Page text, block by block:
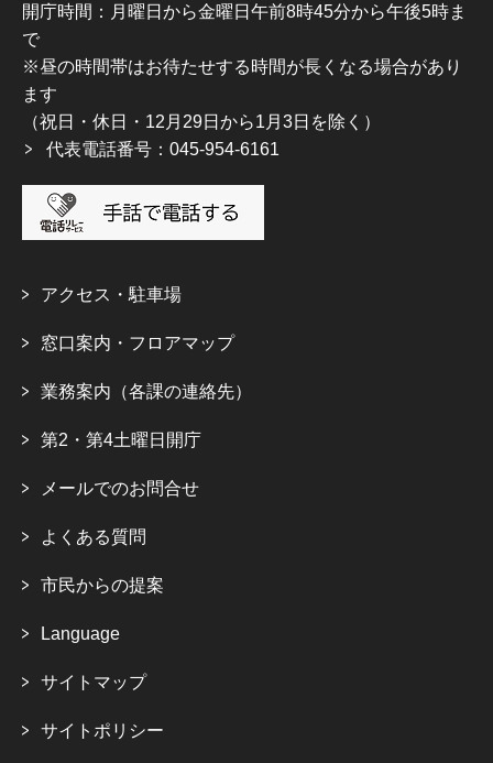
開庁時間：月曜日から金曜日午前8時45分から午後5時ま
で
※昼の時間帯はお待たせする時間が長くなる場合があり
ます
（祝日・休日・12月29日から1月3日を除く）
代表電話番号：045-954-6161
アクセス・駐車場
窓口案内・フロアマップ
業務案内（各課の連絡先）
第2・第4土曜日開庁
メールでのお問合せ
よくある質問
市民からの提案
Language
サイトマップ
サイトポリシー